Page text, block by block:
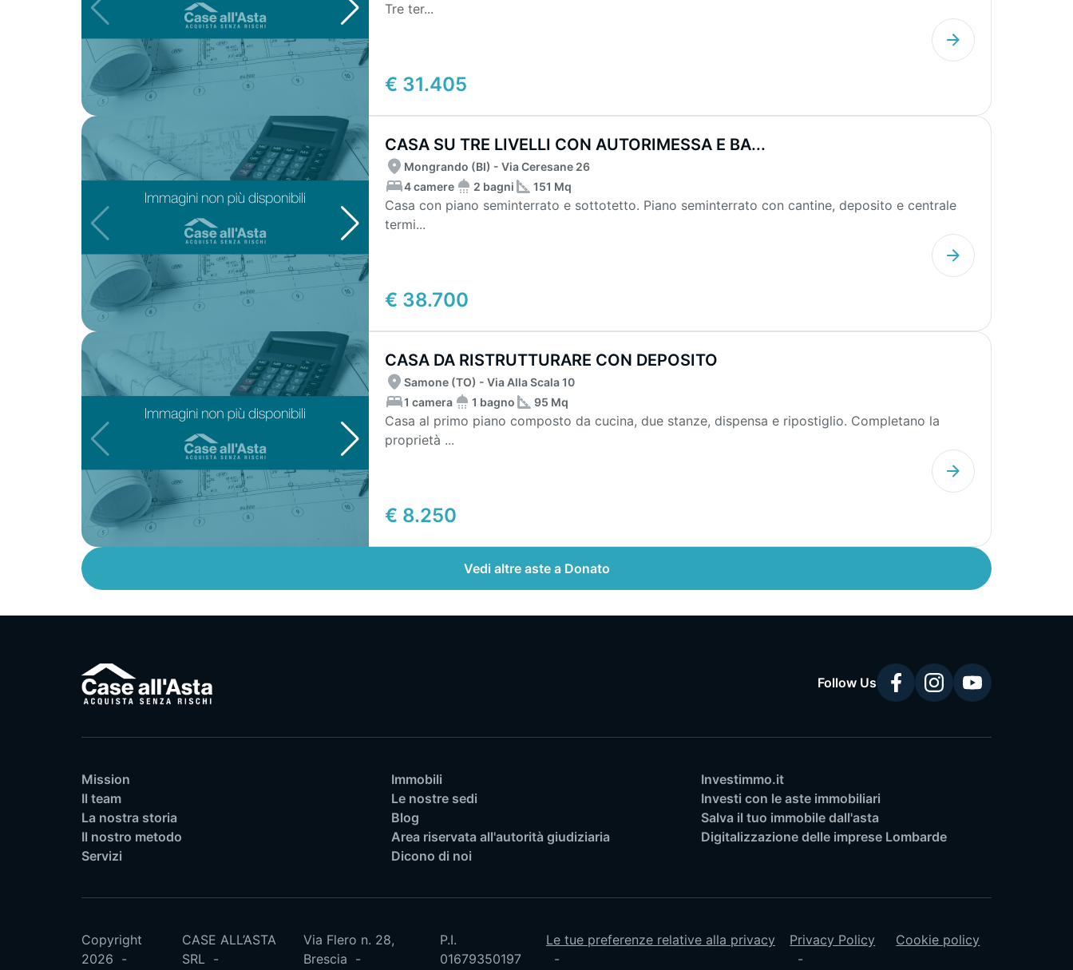
€ 31.405
Tre ter...
CASA SU TRE LIVELLI CON AUTORIMESSA E BA...
€ 38.700
Mongrando (BI) - Via Ceresane 26
4 camere
2 bagni 151 Mq
Casa con piano seminterrato e sottotetto. Piano seminterrato con cantine, deposito e centrale
termi...
CASA DA RISTRUTTURARE CON DEPOSITO
€ 8.250
Samone (TO) - Via Alla Scala 10
1 camera
1 bagno 95 Mq
Casa al primo piano composto da cucina, due stanze, dispensa e ripostiglio. Completano la
proprietà ...
Vedi altre aste a Donato
Follow Us
Mission
Il team
La nostra storia
Il nostro metodo
Servizi
Immobili
Le nostre sedi
Blog
Area riservata all'autorità giudiziaria
Dicono di noi
Investimmo.it
Investi con le aste immobiliari
Salva il tuo immobile dall'asta
Digitalizzazione delle imprese Lombarde
Copyright
2026
CASE ALL’ASTA
SRL
Via Flero n. 28,
Brescia
P.I.
01679350197
Le tue preferenze relative alla privacy Privacy Policy Cookie policy